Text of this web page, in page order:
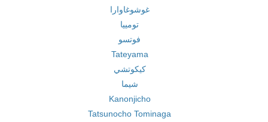
غوشوغاوارا
تومييا
فوتسو
Tateyama
كيكوتشي
شيما
Kanonjicho
Tatsunocho Tominaga